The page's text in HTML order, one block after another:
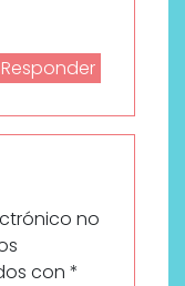
Responder
no
con *